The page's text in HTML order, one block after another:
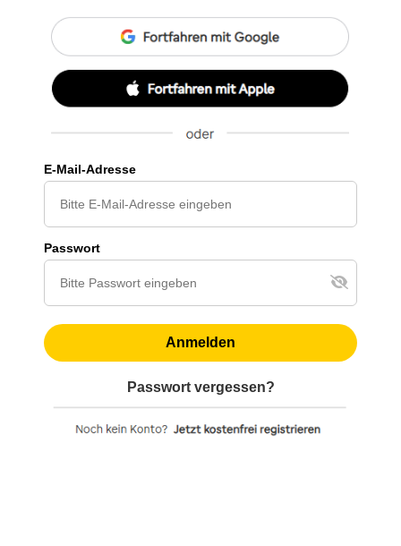
E-Mail-Adresse
Passwort
Anmelden
Passwort vergessen?